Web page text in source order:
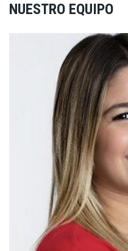
NUESTRO EQUIPO